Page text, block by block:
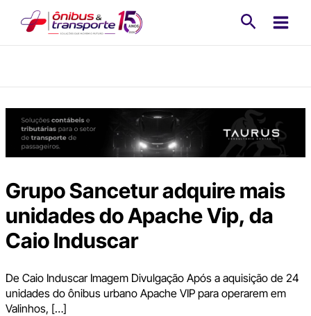
Grupo Sancetur adquire mais
unidades do Apache Vip, da
Caio Induscar
De Caio Induscar Imagem Divulgação Após a aquisição de 24
unidades do ônibus urbano Apache VIP para operarem em
Valinhos, […]